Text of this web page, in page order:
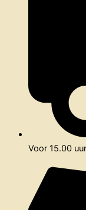
Voor 15.00